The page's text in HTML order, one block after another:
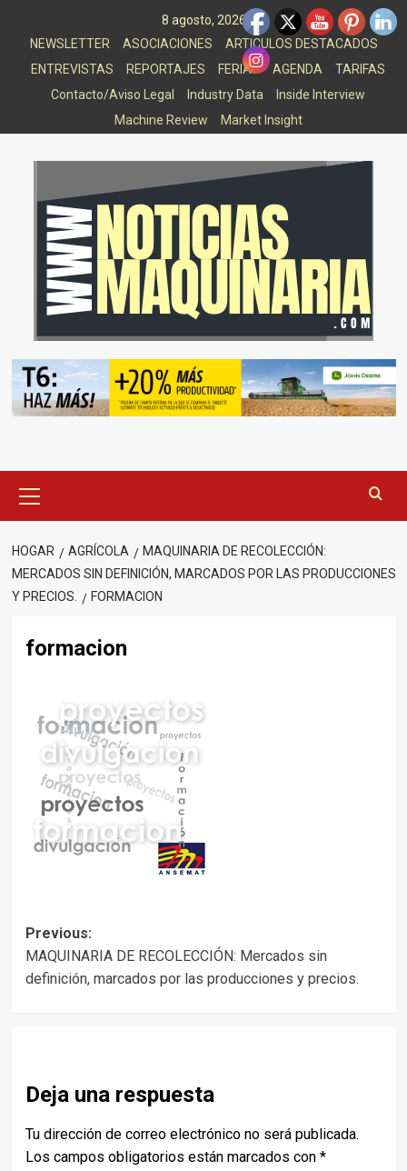
8 agosto, 2026
NEWSLETTER
ASOCIACIONES
ARTICULOS DESTACADOS
ENTREVISTAS
REPORTAJES FERIAS AGENDA
TARIFAS
Contacto/Aviso Legal
Industry Data
Inside Interview
Machine Review
Market Insight
principal
HOGAR AGRÍCOLA
MAQUINARIA DE RECOLECCIÓN:
MERCADOS SIN DEFINICIÓN, MARCADOS POR LAS PRODUCCIONES
Y PRECIOS.
FORMACION
formacion
Post
navigation
Previous:
MAQUINARIA DE RECOLECCIÓN: Mercados sin
definición, marcados por las producciones y precios.
Deja una respuesta
Tu dirección de correo electrónico no será publicada.
Los campos obligatorios están marcados con *